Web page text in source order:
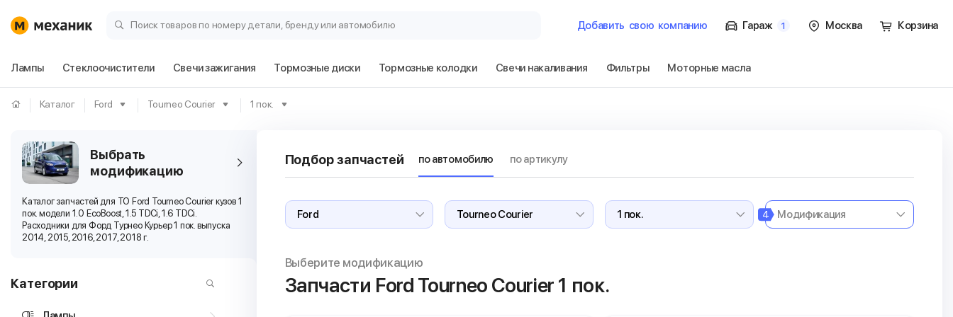
Поиск товаров по номеру детали, бренду или автомобилю Добавить свою компанию Гараж 1
Гараж
Москва Корзина
Лампы Стеклоочистители Свечи зажигания Тормозные диски Тормозные колодки Свечи накаливания Фильтры Моторные масла
Каталог Ford Tourneo Courier 1 пок.
Выбрать
модификацию
Каталог запчастей для ТО Ford Tourneo Courier кузов 1
пок. модели 1.0 EcoBoost, 1.5 TDCi, 1.6 TDCi.
Расходники для Форд Турнео Курьер 1 пок. выпуска
2014, 2015, 2016, 2017, 2018 г.
Категории
Подбор запчастей по автомобилю по артикулу
4
Выберите модификацию
Запчасти Ford Tourneo Courier 1 пок.